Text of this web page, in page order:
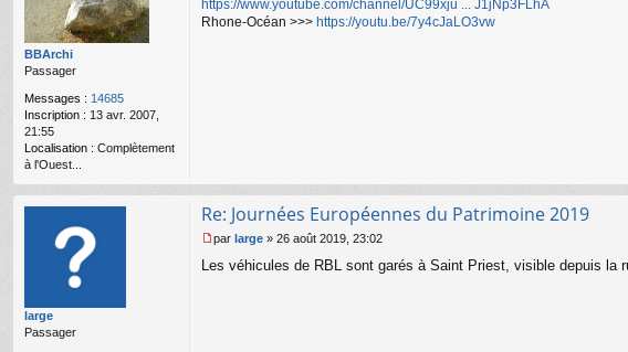
BBArchi
Passager
Messages : 14685
Inscription : 13 avr. 2007,
21:55
Localisation : Complètement
à l'Ouest...
g
e
https://www.youtube.com/channel/UC99xju ... J1jNp3FLhA
Rhone-Océan >>> https://youtu.be/7y4cJaLO3vw
large
Passager
Re: Journées Européennes du Patrimoine 2019
e
par large » 26 août 2019, 23:02
Les véhicules de RBL sont garés à Saint Priest, visible depuis la